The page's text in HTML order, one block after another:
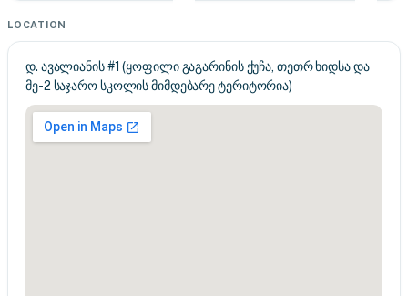
LOCATION
დ. ავალიანის #1 (ყოფილი გაგარინის ქუჩა, თეთრ ხიდსა და
მე-2 საჯარო სკოლის მიმდებარე ტერიტორია)